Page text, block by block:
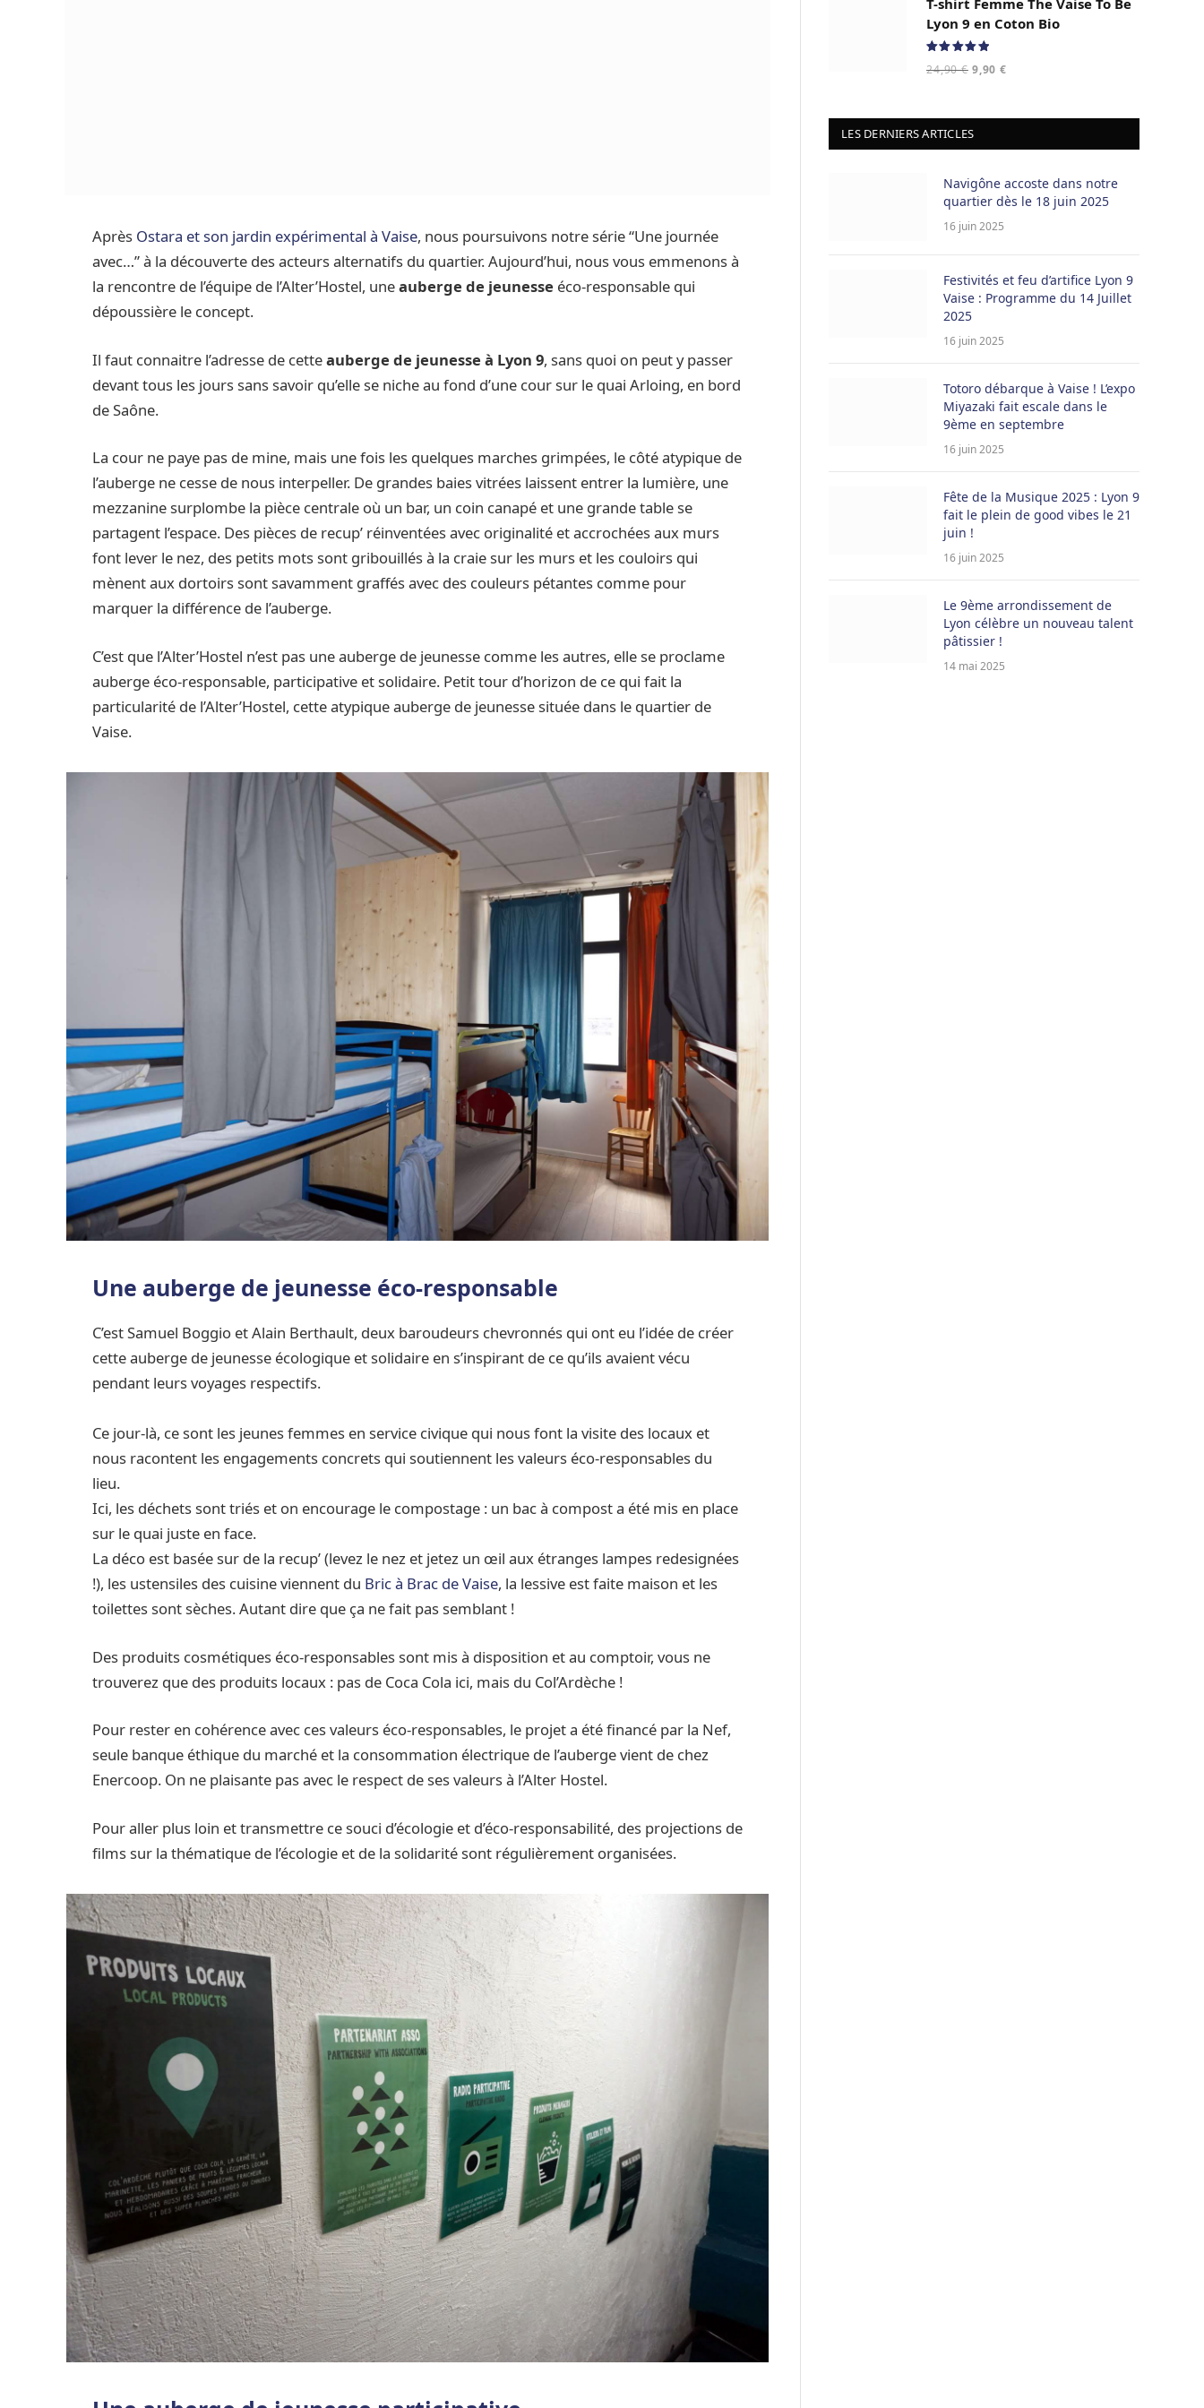
Après Ostara et son jardin expérimental à Vaise, nous poursuivons notre série “Une journée
avec…” à la découverte des acteurs alternatifs du quartier. Aujourd’hui, nous vous emmenons à
la rencontre de l’équipe de l’Alter’Hostel, uneauberge de jeunesse éco-responsable qui
dépoussière le concept.
Il faut connaitre l’adresse de cetteauberge de jeunesse à Lyon 9, sans quoi on peut y passer
devant tous les jours sans savoir qu’elle se niche au fond d’une cour sur le quai Arloing, en bord
de Saône.
La cour ne paye pas de mine, mais une fois les quelques marches grimpées, le côté atypique de
l’auberge ne cesse de nous interpeller. De grandes baies vitrées laissent entrer la lumière, une
mezzanine surplombe la pièce centrale où un bar, un coin canapé et une grande table se
partagent l’espace. Des pièces de recup’ réinventées avec originalité et accrochées aux murs
font lever le nez, des petits mots sont gribouillés à la craie sur les murs et les couloirs qui
mènent aux dortoirs sont savamment graffés avec des couleurs pétantes comme pour
marquer la différence de l’auberge.
C’est que l’Alter’Hostel n’est pas une auberge de jeunesse comme les autres, elle se proclame
auberge éco-responsable, participative et solidaire. Petit tour d’horizon de ce qui fait la
particularité de l’Alter’Hostel, cette atypique auberge de jeunesse située dans le quartier de
Vaise.
Une auberge de jeunesse éco-responsable
C’est Samuel Boggio et Alain Berthault, deux baroudeurs chevronnés qui ont eu l’idée de créer
cette auberge de jeunesse écologique et solidaire en s’inspirant de ce qu’ils avaient vécu
pendant leurs voyages respectifs.
Ce jour-là, ce sont les jeunes femmes en service civique qui nous font la visite des locaux et
nous racontent les engagements concrets qui soutiennent les valeurs éco-responsables du
lieu.
Ici, les déchets sont triés et on encourage le compostage : un bac à compost a été mis en place
sur le quai juste en face.
La déco est basée sur de la recup’ (levez le nez et jetez un œil aux étranges lampes redesignées
!), les ustensiles des cuisine viennent du Bric à Brac de Vaise, la lessive est faite maison et les
toilettes sont sèches. Autant dire que ça ne fait pas semblant !
Des produits cosmétiques éco-responsables sont mis à disposition et au comptoir, vous ne
trouverez que des produits locaux : pas de Coca Cola ici, mais du Col’Ardèche !
Pour rester en cohérence avec ces valeurs éco-responsables, le projet a été financé par la Nef,
seule banque éthique du marché et la consommation électrique de l’auberge vient de chez
Enercoop. On ne plaisante pas avec le respect de ses valeurs à l’Alter Hostel.
Pour aller plus loin et transmettre ce souci d’écologie et d’éco-responsabilité, des projections de
films sur la thématique de l’écologie et de la solidarité sont régulièrement organisées.
24,90 €.9,90 €.
T-shirt Femme The Vaise To Be
Lyon 9 en Coton Bio
sur 5
24,90€ Le
était :
24,90 €.
9,90€Le
est :
LES DERNIERS ARTICLES
Navigône accoste dans notre
quartier dès le 18 juin 2025
16 juin 2025
Festivités et feu d’artifice Lyon 9
Vaise : Programme du 14 Juillet
2025
16 juin 2025
Totoro débarque à Vaise ! L’expo
Miyazaki fait escale dans le
9ème en septembre
16 juin 2025
Fête de la Musique 2025 : Lyon 9
fait le plein de good vibes le 21
juin !
16 juin 2025
Le 9ème arrondissement de
Lyon célèbre un nouveau talent
pâtissier !
14 mai 2025